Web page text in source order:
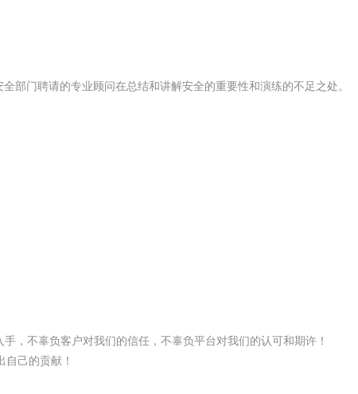
部门聘请的专业顾问在总结和讲解安全的重要性和演练的不足之处。
，不辜负客户对我们的信任，不辜负平台对我们的认可和期许！
己的贡献！